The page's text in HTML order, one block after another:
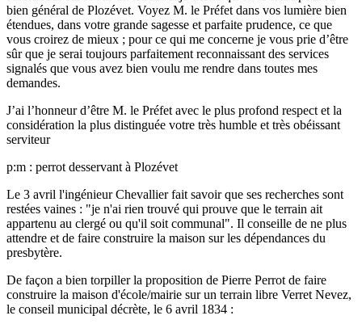
bien général de Plozévet. Voyez M. le Préfet dans vos lumière bien
étendues, dans votre grande sagesse et parfaite prudence, ce que
vous croirez de mieux ; pour ce qui me concerne je vous prie d’être
sûr que je serai toujours parfaitement reconnaissant des services
signalés que vous avez bien voulu me rendre dans toutes mes
demandes.
J’ai l’honneur d’être M. le Préfet avec le plus profond respect et la
considération la plus distinguée votre très humble et très obéissant
serviteur
p:m : perrot desservant à Plozévet
Le 3 avril l'ingénieur Chevallier fait savoir que ses recherches sont
restées vaines : "je n'ai rien trouvé qui prouve que le terrain ait
appartenu au clergé ou qu'il soit communal". Il conseille de ne plus
attendre et de faire construire la maison sur les dépendances du
presbytère.
De façon a bien torpiller la proposition de Pierre Perrot de faire
construire la maison d'école/mairie sur un terrain libre Verret Nevez,
le conseil municipal décrète, le 6 avril 1834 :